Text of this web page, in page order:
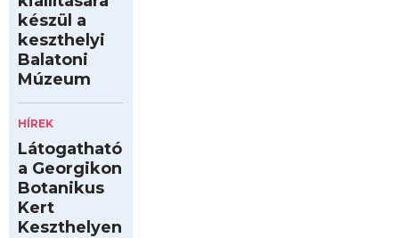
készül a
keszthelyi
Balatoni
Múzeum
HÍREK
Látogatható
a Georgikon
Botanikus
Kert
Keszthelyen